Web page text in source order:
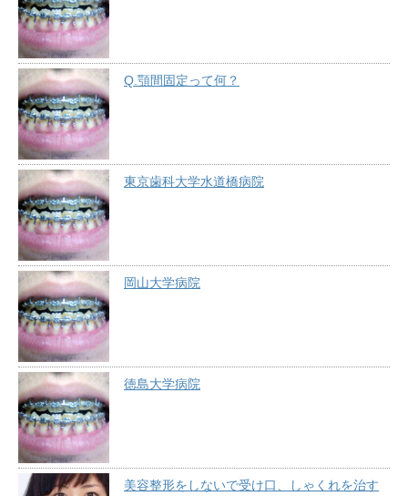
Q.顎間固定って何？
東京歯科大学水道橋病院
岡山大学病院
徳島大学病院
美容整形をしないで受け口、しゃくれを治す